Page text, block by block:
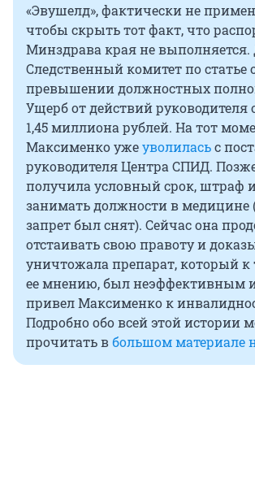
«Эвушелд», фактически не
чтобы скрыть тот факт, что
Минздрава края не выполняется.
Следственный комитет по статье
превышении должностных
Ущерб от действий руководителя
1,45 миллиона рублей. На тот
Максименко ужеуволиласьс
руководителя Центра СПИД.
получила условный срок, штраф
занимать должности в медицине
запрет был снят). Сейчас она
отстаивать свою правоту и
уничтожала препарат, который к
ее мнению, был неэффективным
привел Максименко к
Подробно обо всей этой истории
прочитать вбольшом материале